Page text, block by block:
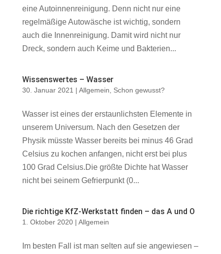
eine Autoinnenreinigung. Denn nicht nur eine
regelmäßige Autowäsche ist wichtig, sondern
auch die Innenreinigung. Damit wird nicht nur
Dreck, sondern auch Keime und Bakterien...
Wissenswertes – Wasser
30. Januar 2021 | Allgemein Schon gewusst?
Wasser ist eines der erstaunlichsten Elemente in
unserem Universum. Nach den Gesetzen der
Physik müsste Wasser bereits bei minus 46 Grad
Celsius zu kochen anfangen, nicht erst bei plus
100 Grad Celsius.Die größte Dichte hat Wasser
nicht bei seinem Gefrierpunkt (0...
Die richtige KfZ-Werkstatt finden – das A und O
1. Oktober 2020| Allgemein
Im besten Fall ist man selten auf sie angewiesen –